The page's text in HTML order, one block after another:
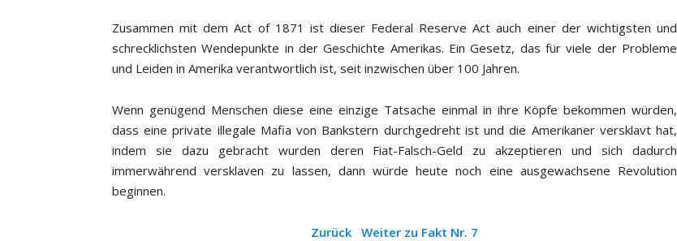
Zusammen mit dem Act of 1871 ist dieser Federal Reserve Act auch einer der wichtigsten und
schrecklichsten Wendepunkte in der Geschichte Amerikas. Ein Gesetz, das für viele der Probleme
und Leiden in Amerika verantwortlich ist, seit inzwischen über 100 Jahren.
Wenn genügend Menschen diese eine einzige Tatsache einmal in ihre Köpfe bekommen würden,
dass eine private illegale Mafia von Bankstern durchgedreht ist und die Amerikaner versklavt hat,
indem sie dazu gebracht wurden deren Fiat-Falsch-Geld zu akzeptieren und sich dadurch
immerwährend versklaven zu lassen, dann würde heute noch eine ausgewachsene Revolution
beginnen.
Zurück Weiter zu Fakt Nr. 7